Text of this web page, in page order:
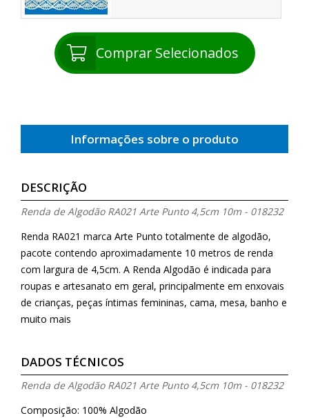
Comprar Selecionados
Informações sobre o produto
DESCRIÇÃO
Renda de Algodão RA021 Arte Punto 4,5cm 10m - 018232
Renda RA021 marca Arte Punto totalmente de algodão,
pacote contendo aproximadamente 10 metros de renda
com largura de 4,5cm. A Renda Algodão é indicada para
roupas e artesanato em geral, principalmente em enxovais
de crianças, peças íntimas femininas, cama, mesa, banho e
muito mais
DADOS TÉCNICOS
Renda de Algodão RA021 Arte Punto 4,5cm 10m - 018232
Composição: 100% Algodão